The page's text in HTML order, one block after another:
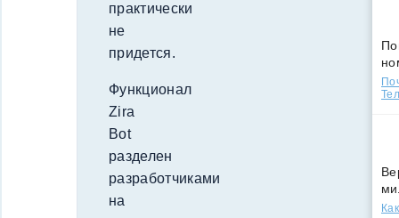
практически
не
придется.
Функционал
Zira
Bot
разделен
разработчиками
на